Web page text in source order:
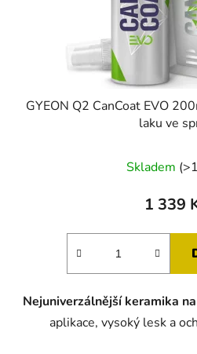
GYEON Q2 CanCoat EVO
laku ve
5,0
Skladem
1 339
Nejuniverzálnější keramika
aplikace, vysoký lesk a